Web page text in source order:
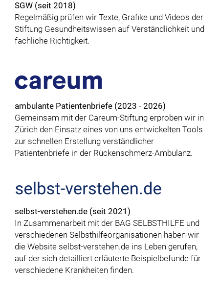
SGW (seit 2018)
Regelmäßig prüfen wir Texte, Grafike und Videos der
Stiftung Gesundheitswissen auf Verständlichkeit und
fachliche Richtigkeit.
ambulante Patientenbriefe (2023 - 2026)
Gemeinsam mit der Careum-Stiftung erproben wir in
Zürich den Einsatz eines von uns entwickelten Tools
zur schnellen Erstellung verständlicher
Patientenbriefe in der Rückenschmerz-Ambulanz.
selbst-verstehen.de (seit 2021)
In Zusammenarbeit mit der BAG SELBSTHILFE und
verschiedenen Selbsthilfeorganisationen haben wir
die Website selbst-verstehen.de ins Leben gerufen,
auf der sich detailliert erläuterte Beispielbefunde für
verschiedene Krankheiten finden.